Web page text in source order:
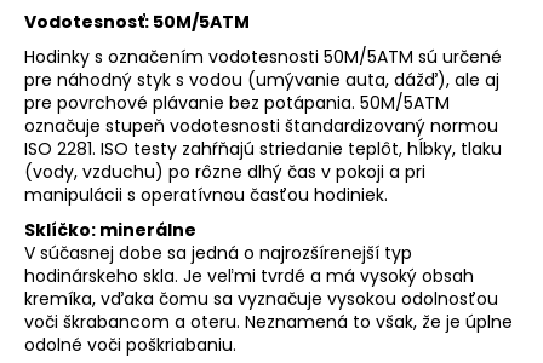
Vodotesnosť: 50M/5ATM
Hodinky s označením vodotesnosti 50M/5ATM sú určené
pre náhodný styk s vodou (umývanie auta, dážď), ale aj
pre povrchové plávanie bez potápania. 50M/5ATM
označuje stupeň vodotesnosti štandardizovaný normou
ISO 2281. ISO testy zahŕňajú striedanie teplôt, hĺbky, tlaku
(vody, vzduchu) po rôzne dlhý čas v pokoji a pri
manipulácii s operatívnou časťou hodiniek.
Sklíčko: minerálne
V súčasnej dobe sa jedná o najrozšírenejší typ
hodinárskeho skla. Je veľmi tvrdé a má vysoký obsah
kremíka, vďaka čomu sa vyznačuje vysokou odolnosťou
voči škrabancom a oteru. Neznamená to však, že je úplne
odolné voči poškriabaniu.